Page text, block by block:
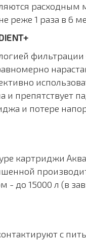
расходным
реже 1 раза в 6
фильтрации
и препятствует
и потере
картриджи
до 15000 л (в
с